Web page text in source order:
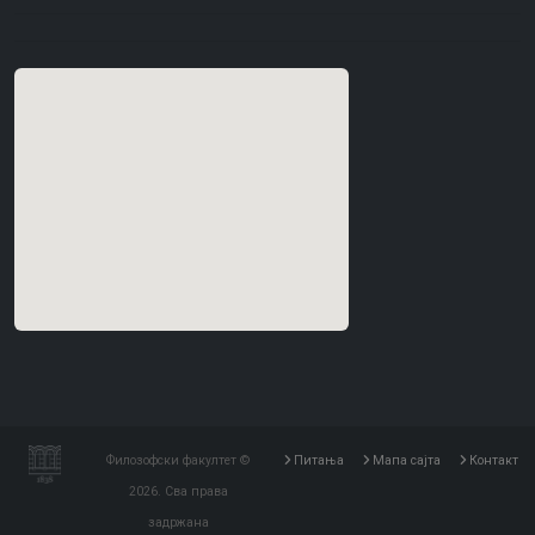
Филозофски факултет ©
2026. Сва права
задржана
Питања Мапа сајта Контакт